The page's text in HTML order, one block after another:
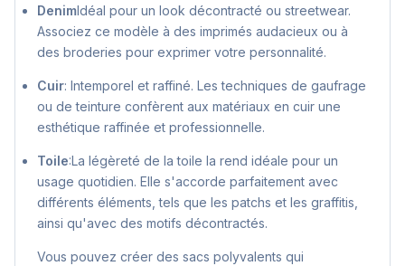
DenimIdéal pour un look décontracté ou streetwear.
Associez ce modèle à des imprimés audacieux ou à
des broderies pour exprimer votre personnalité.
Cuir: Intemporel et raffiné. Les techniques de gaufrage
ou de teinture confèrent aux matériaux en cuir une
esthétique raffinée et professionnelle.
Toile:La légèreté de la toile la rend idéale pour un
usage quotidien. Elle s'accorde parfaitement avec
différents éléments, tels que les patchs et les graffitis,
ainsi qu'avec des motifs décontractés.
Vous pouvez créer des sacs polyvalents qui